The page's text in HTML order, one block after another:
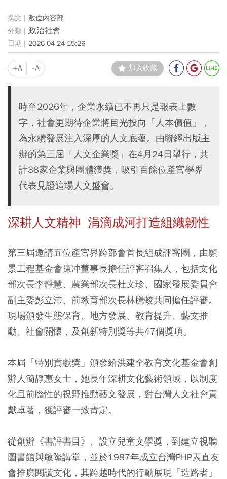
數位內容部
政治社會
2026-04-24 15:26
+A -A 加入收藏
時至2026年，企業永續已不再只是報表上數
字，社會更期待企業將目光投向「人本價值」，
為永續發展注入深厚的人文底蘊。由聯經出版主
辦的第三屆「人文企業獎」在4月24日舉行，共
計38家企業與團體獲獎，吸引百餘位產官學界
代表見證這場人文盛會。
深耕人文精神 涓滴成河打造組織韌性
第三屆邀請五位產官界跨部會首長組成評審團，由願
景工程基金會陳冲董事長擔任評審召集人，包括文化
部次長李靜慧、農業部次長杜文珍、國家發展委員會
副主委彭立沛、前教育部次長林騰蛟共同擔任評審。
現場頒發生態保育、地方發展、教育提升、藝文推
動、社會關懷，及創新特別獎等共47個獎項。
本屆「特別貢獻獎」頒發給洪建全教育文化基金會創
辦人簡靜惠女士，她長年深耕文化藝術領域，以制度
化且前瞻性的視野推動藝文發展，對台灣人文社會貢
獻卓著，獲評審一致肯定。
從創辦《書評書目》、設立兒童文學獎，到建立視聽
圖書館與敏隆講堂，並於1987年成立台灣PHP素直友
會推廣閱讀文化，其跨越時代的行動展現「造路者」